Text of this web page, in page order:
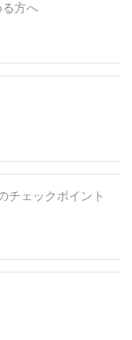
方へ
チェックポイント